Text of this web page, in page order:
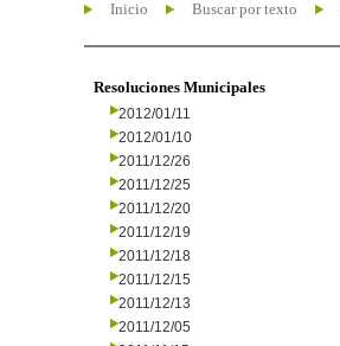
Inicio Buscar por texto
Resoluciones Municipales
2012/01/11
2012/01/10
2011/12/26
2011/12/25
2011/12/20
2011/12/19
2011/12/18
2011/12/15
2011/12/13
2011/12/05